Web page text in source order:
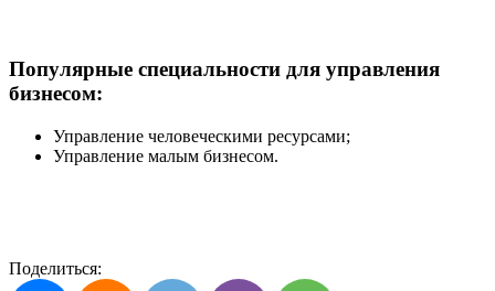
Популярные специальности для управления
бизнесом:
Управление человеческими ресурсами;
Управление малым бизнесом.
Поделиться: